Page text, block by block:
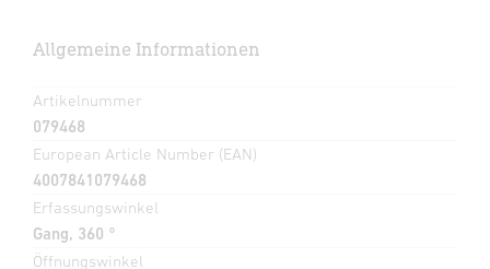
Allgemeine Informationen
Artikelnummer
079468
European Article Number (EAN)
4007841079468
Erfassungswinkel
Gang, 360 °
Öffnungswinkel